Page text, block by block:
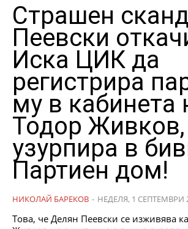
Страшен
Пеевски
Иска ЦИК да
регистрира
му в кабинета
Тодор Живков,
узурпира в
Партиен дом!
НИКОЛАЙ БАРЕКОВ - НЕДЕЛЯ, 1 СЕПТЕМВРИ
Това, че Делян Пеевски се изживява